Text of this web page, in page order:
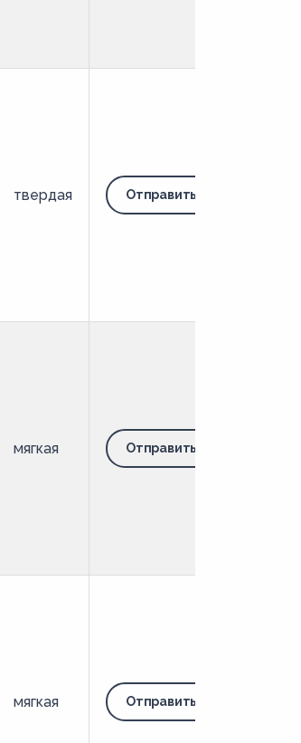
твердая Отправить запрос
мягкая Отправить запрос
мягкая Отправить запрос